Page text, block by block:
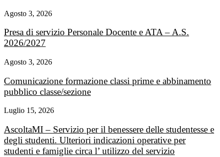
Agosto 3, 2026
Presa di servizio Personale Docente e ATA – A.S.
2026/2027
Agosto 3, 2026
Comunicazione formazione classi prime e abbinamento
pubblico classe/sezione
Luglio 15, 2026
AscoltaMI – Servizio per il benessere delle studentesse e
degli studenti. Ulteriori indicazioni operative per
studenti e famiglie circa l’ utilizzo del servizio